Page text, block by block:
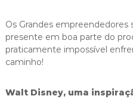
Os Grandes empreendedores
presente em boa parte do
praticamente impossível
caminho!
Walt Disney, uma